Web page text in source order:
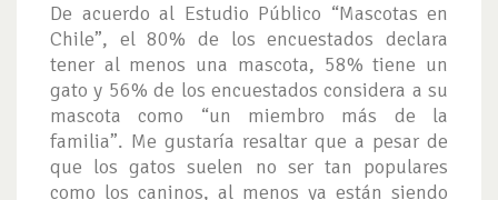
De acuerdo al Estudio Público “Mascotas en
Chile”, el 80% de los encuestados declara
tener al menos una mascota, 58% tiene un
gato y 56% de los encuestados considera a su
mascota como “un miembro más de la
familia”. Me gustaría resaltar que a pesar de
que los gatos suelen no ser tan populares
como los caninos, al menos ya están siendo